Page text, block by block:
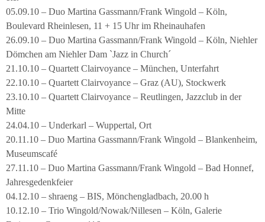
05.09.10 – Duo Martina Gassmann/Frank Wingold – Köln,
Boulevard Rheinlesen, 11 + 15 Uhr im Rheinauhafen
26.09.10 – Duo Martina Gassmann/Frank Wingold – Köln, Niehler
Dömchen am Niehler Dam `Jazz in Church´
21.10.10 – Quartett Clairvoyance – München, Unterfahrt
22.10.10 – Quartett Clairvoyance – Graz (AU), Stockwerk
23.10.10 – Quartett Clairvoyance – Reutlingen, Jazzclub in der
Mitte
24.04.10 – Underkarl – Wuppertal, Ort
20.11.10 – Duo Martina Gassmann/Frank Wingold – Blankenheim,
Museumscafé
27.11.10 – Duo Martina Gassmann/Frank Wingold – Bad Honnef,
Jahresgedenkfeier
04.12.10 – shraeng – BIS, Mönchengladbach, 20.00 h
10.12.10 – Trio Wingold/Nowak/Nillesen – Köln, Galerie